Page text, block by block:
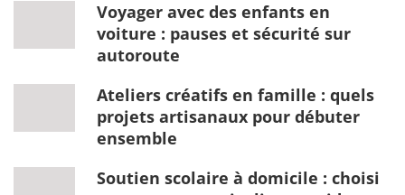
Voyager avec des enfants en
voiture : pauses et sécurité sur
autoroute
Ateliers créatifs en famille : quels
projets artisanaux pour débuter
ensemble
Soutien scolaire à domicile : choisir